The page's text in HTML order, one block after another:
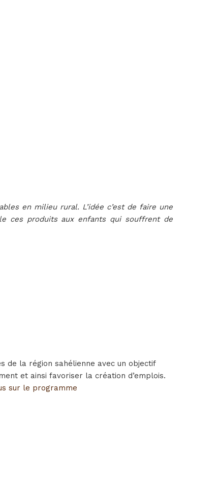
en milieu rural. L’idée c’est de faire une
ces produits aux enfants qui souffrent de
de la région sahélienne avec un objectif
et ainsi favoriser la création d’emplois.
sur le programme